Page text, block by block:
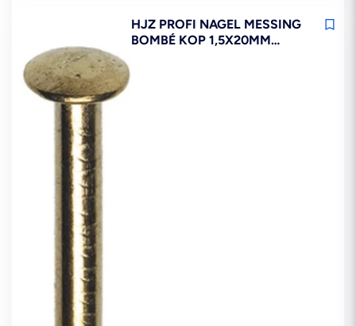
HJZ PROFI NAGEL MESSING
BOMBÉ KOP 1,5X20MM